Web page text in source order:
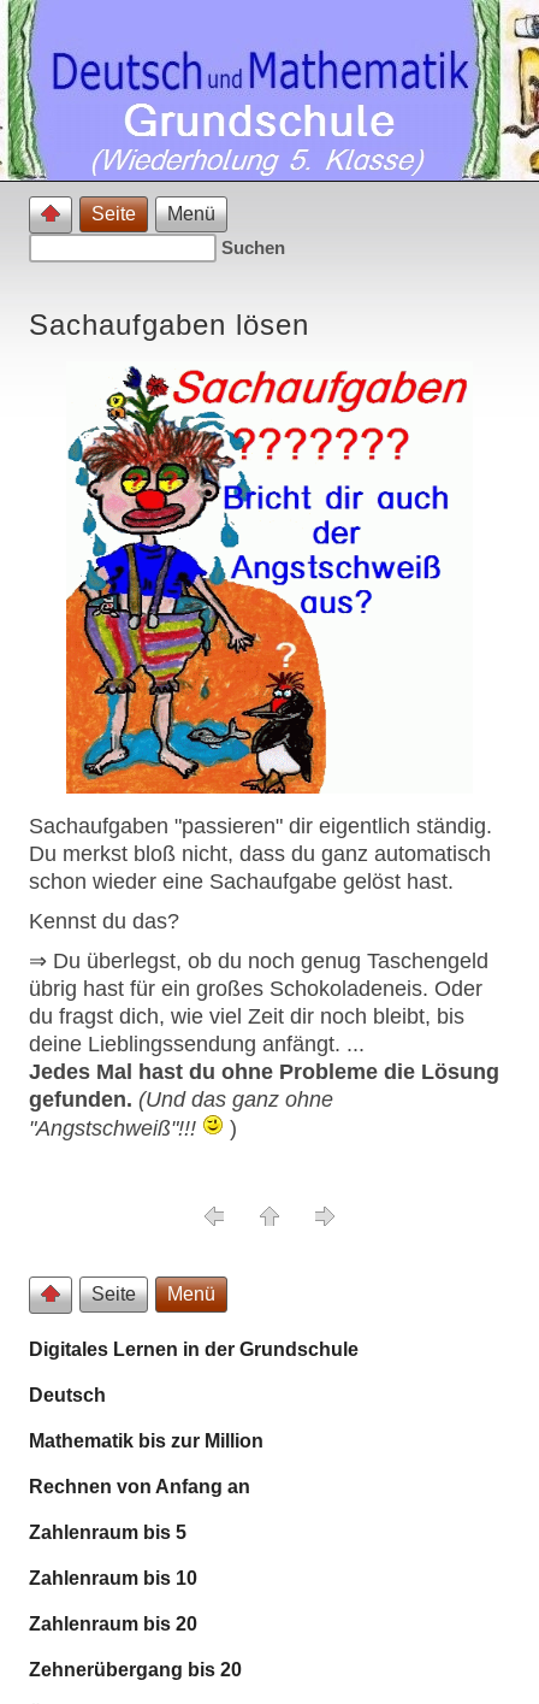
Seite Menü
Sachaufgaben lösen
Sachaufgaben "passieren" dir eigentlich ständig.
Du merkst bloß nicht, dass du ganz automatisch
schon wieder eine Sachaufgabe gelöst hast.
Kennst du das?
⇒ Du überlegst, ob du noch genug Taschengeld
übrig hast für ein großes Schokoladeneis. Oder
du fragst dich, wie viel Zeit dir noch bleibt, bis
deine Lieblingssendung anfängt. ...
Jedes Mal hast du ohne Probleme die Lösung
gefunden. (Und das ganz ohne
"Angstschweiß"!!!
)
Seite Menü
Digitales Lernen in der Grundschule
Deutsch
Mathematik bis zur Million
Rechnen von Anfang an
Zahlenraum bis 5
Zahlenraum bis 10
Zahlenraum bis 20
Zehnerübergang bis 20